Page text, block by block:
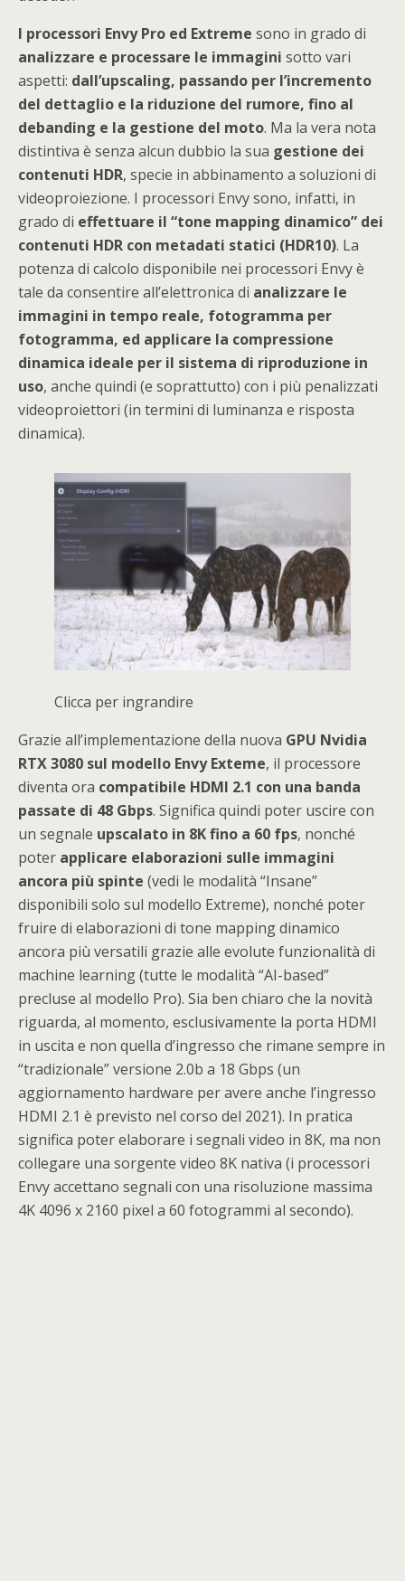
I processori Envy Pro ed Extreme sono in grado di
analizzare e processare le immagini sotto vari
aspetti: dall’upscaling, passando per l’incremento
del dettaglio e la riduzione del rumore, fino al
debanding e la gestione del moto. Ma la vera nota
distintiva è senza alcun dubbio la sua gestione dei
contenuti HDR, specie in abbinamento a soluzioni di
videoproiezione. I processori Envy sono, infatti, in
grado di effettuare il “tone mapping dinamico” dei
contenuti HDR con metadati statici (HDR10). La
potenza di calcolo disponibile nei processori Envy è
tale da consentire all’elettronica di analizzare le
immagini in tempo reale, fotogramma per
fotogramma, ed applicare la compressione
dinamica ideale per il sistema di riproduzione in
uso, anche quindi (e soprattutto) con i più penalizzati
videoproiettori (in termini di luminanza e risposta
dinamica).
Clicca per ingrandire
Grazie all’implementazione della nuova GPU Nvidia
RTX 3080 sul modello Envy Exteme, il processore
diventa ora compatibile HDMI 2.1 con una banda
passate di 48 Gbps. Significa quindi poter uscire con
un segnale upscalato in 8K fino a 60 fps, nonché
poter applicare elaborazioni sulle immagini
ancora più spinte (vedi le modalità “Insane”
disponibili solo sul modello Extreme), nonché poter
fruire di elaborazioni di tone mapping dinamico
ancora più versatili grazie alle evolute funzionalità di
machine learning (tutte le modalità “AI-based”
precluse al modello Pro). Sia ben chiaro che la novità
riguarda, al momento, esclusivamente la porta HDMI
in uscita e non quella d’ingresso che rimane sempre in
“tradizionale” versione 2.0b a 18 Gbps (un
aggiornamento hardware per avere anche l’ingresso
HDMI 2.1 è previsto nel corso del 2021). In pratica
significa poter elaborare i segnali video in 8K, ma non
collegare una sorgente video 8K nativa (i processori
Envy accettano segnali con una risoluzione massima
4K 4096 x 2160 pixel a 60 fotogrammi al secondo).